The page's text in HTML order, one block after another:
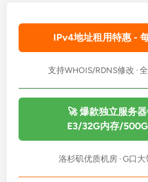
IPv4地址租用特惠 -
支持WHOIS/RDNS修改 ·
🚀 爆款独立服务
E3/32G内存/
洛杉矶优质机房 · G口大